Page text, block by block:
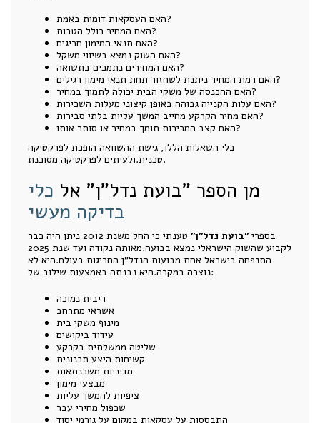
האם העסקאות דומות באמת?
האם המחיר כולל הטבות?
האם תנאי המימון חריגים?
האם השוק נמצא בשיווי משקל?
האם המחירים נתמכים בתשואה?
האם רמת המחיר ניתנת לשחזור תחת תנאי מימון רגילים?
האם ההכנסה של משקי הבית יכולה לתמוך במחיר?
האם עלות הקנייה גבוהה באופן קיצוני מעלות השכירות?
האם מחיר הקרקע מחייב המשך עליות בלתי סבירות?
האם קצב המכירות תומך במחיר או סותר אותו?
בלי השאלות הללו, גישת ההשוואה הופכת לפרקטיקה
טכנית.ולעיתים לפרקטיקה מסוכנת.
מן הספר "בועת נדל"ן" אל כלי
בדיקה מעשי
בספרי "בועת נדל"ן"
טענתי כי החל משנת 2012 ניתן היה כבר
לקבוע שהשוק הישראלי נמצא בבועה.מאותה נקודה ועד שנת 2025
התנפחה בישראל אחת מבועות הנדל"ן החריגות בעולם.היא לא
נוצרה במקרה.היא נבנתה באמצעות שילוב של:
ריבית נמוכה
אשראי מתרחב
מינוף משקי בית
עידוד ביקושים
שליטה ממשלתית בקרקע
קשיחות היצע תכנונית
מדיניות משכנתאות
מבצעי מימון
ציפיות להמשך עליות
שכפול מחירי עבר
התבססות על עסקאות במקום על גורמי יסוד